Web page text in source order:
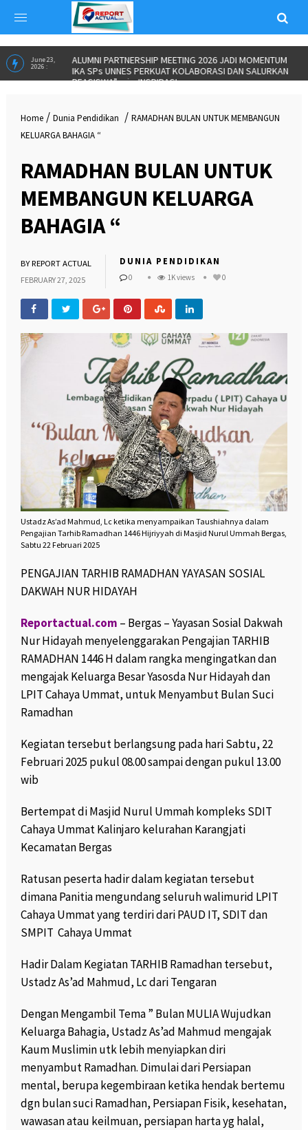
June 23,
2026 :
ALUMNI PARTNERSHIP MEETING 2026 JADI MOMENTUM
IKA SPs UNNES PERKUAT KOLABORASI DAN SALURKAN
BEASISWA”inINSPIRASI
Home / Dunia Pendidikan / RAMADHAN BULAN UNTUK MEMBANGUN
KELUARGA BAHAGIA “
RAMADHAN BULAN UNTUK
MEMBANGUN KELUARGA
BAHAGIA “
BYREPORT ACTUAL
FEBRUARY 27, 2025
DUNIA PENDIDIKAN
0 1K views 0
Ustadz As’ad Mahmud, Lc ketika menyampaikan Taushiahnya dalam
Pengajian Tarhib Ramadhan 1446 Hijriyyah di Masjid Nurul Ummah Bergas,
Sabtu 22 Februari 2025
PENGAJIAN TARHIB RAMADHAN YAYASAN SOSIAL
DAKWAH NUR HIDAYAH
Reportactual.com – Bergas – Yayasan Sosial Dakwah
Nur Hidayah menyelenggarakan Pengajian TARHIB
RAMADHAN 1446 H dalam rangka mengingatkan dan
mengajak Keluarga Besar Yasosda Nur Hidayah dan
LPIT Cahaya Ummat, untuk Menyambut Bulan Suci
Ramadhan
Kegiatan tersebut berlangsung pada hari Sabtu, 22
Februari 2025 pukul 08.00 sampai dengan pukul 13.00
wib
Bertempat di Masjid Nurul Ummah kompleks SDIT
Cahaya Ummat Kalinjaro kelurahan Karangjati
Kecamatan Bergas
Ratusan peserta hadir dalam kegiatan tersebut
dimana Panitia mengundang seluruh walimurid LPIT
Cahaya Ummat yang terdiri dari PAUD IT, SDIT dan
SMPIT Cahaya Ummat
Hadir Dalam Kegiatan TARHIB Ramadhan tersebut,
Ustadz As’ad Mahmud, Lc dari Tengaran
Dengan Mengambil Tema ” Bulan MULIA Wujudkan
Keluarga Bahagia, Ustadz As’ad Mahmud mengajak
Kaum Muslimin utk lebih menyiapkan diri
menyambut Ramadhan. Dimulai dari Persiapan
mental, berupa kegembiraan ketika hendak bertemu
dgn bulan suci Ramadhan, Persiapan Fisik, kesehatan,
wawasan atau keilmuan, persiapan harta yg halal,